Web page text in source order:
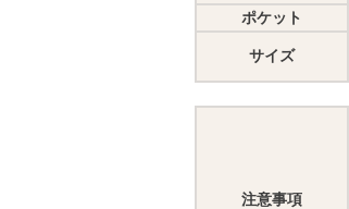
ポケット
サイズ
注意事項